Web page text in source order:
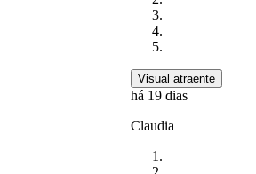
Visual atraente
há 19 dias
Claudia